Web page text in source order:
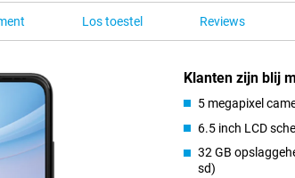
Los toestel Reviews
Klanten zijn blij
5 megapixel
6.5 inch LCD
32 GB
sd)